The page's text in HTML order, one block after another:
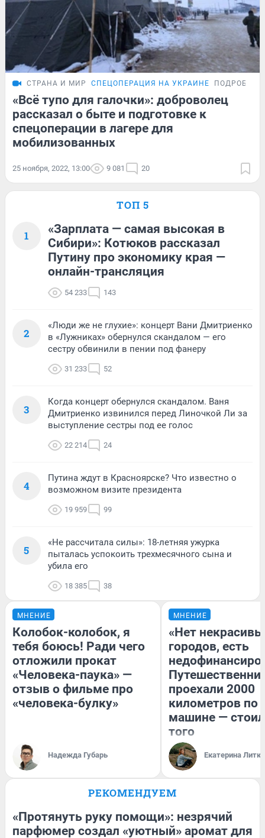
СТРАНА И МИР СПЕЦОПЕРАЦИЯ НА УКРАИНЕ
«Всё тупо для галочки»: доброволец
рассказал о быте и подготовке к
спецоперации в лагере для
мобилизованных
25 ноября, 2022, 13:00 9 081 20
ТОП 5
1
«Зарплата — самая высокая в
Сибири»: Котюков рассказал
Путину про экономику края —
онлайн-трансляция
54 233 143
2
«Люди же не глухие»: концерт Вани Дмитриенко
в «Лужниках» обернулся скандалом — его
сестру обвинили в пении под фанеру
31 233 52
3
Когда концерт обернулся скандалом. Ваня
Дмитриенко извинился перед Линочкой Ли за
выступление сестры под ее голос
22 214 24
4
Путина ждут в Красноярске? Что известно о
возможном визите президента
19 959 99
5
«Не рассчитала силы»: 18-летняя ужурка
пыталась успокоить трехмесячного сына и
убила его
18 385 38
МНЕНИЕ
Колобок-колобок, я
тебя боюсь! Ради чего
отложили прокат
«Человека-паука» —
отзыв о фильме про
«человека-булку»
Надежда Губарь
МНЕНИЕ
«Нет
городов, есть
проехали 2000
километров по
машине —
того
Екатерина
РЕКОМЕНДУЕМ
«Протянуть руку помощи»: незрячий
парфюмер создал «уютный» аромат для